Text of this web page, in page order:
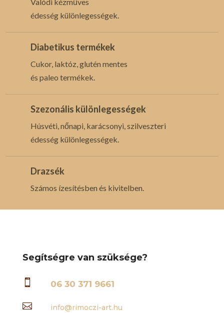
édesség különlegességek.
Diabetikus termékek
Cukor, laktóz, glutén mentes
és paleo termékek.
Szezonális különlegességek
Húsvéti, nőnapi, karácsonyi, szilveszteri
édesség különlegességek.
Drazsék
Számos ízesítésben és kivitelben.
Segítségre van szüksége?
 06 30 371 9661
 info@rimoczi-art.hu